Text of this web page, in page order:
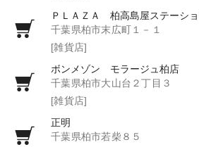
ＰＬＡＺＡ 柏高島屋ステーシ
千葉県柏市末広町１－１
[雑貨店]
ボンメゾン モラージュ柏店
千葉県柏市大山台２丁目３
[雑貨店]
正明
千葉県柏市若柴８５